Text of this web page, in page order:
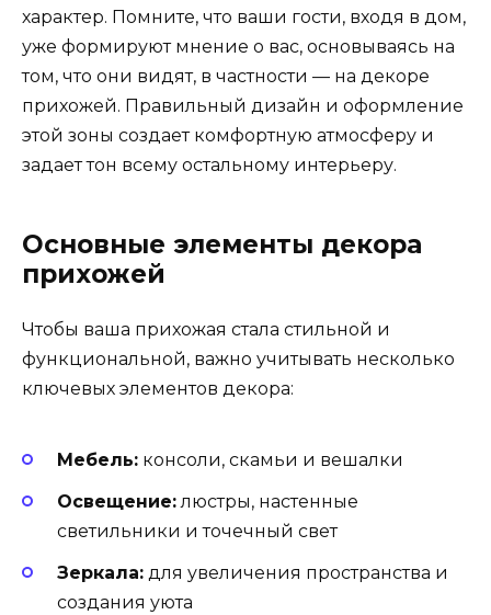
характер. Помните, что ваши гости, входя в дом,
уже формируют мнение о вас, основываясь на
том, что они видят, в частности — на декоре
прихожей. Правильный дизайн и оформление
этой зоны создает комфортную атмосферу и
задает тон всему остальному интерьеру.
Основные элементы декора
прихожей
Чтобы ваша прихожая стала стильной и
функциональной, важно учитывать несколько
ключевых элементов декора:
Мебель: консоли, скамьи и вешалки
Освещение:люстры, настенные
светильники и точечный свет
Зеркала: для увеличения пространства и
создания уюта